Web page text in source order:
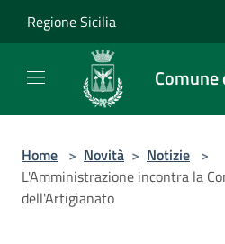
Regione Sicilia
Home > Novità > Notizie >
L'Amministrazione incontra la
dell'Artigianato